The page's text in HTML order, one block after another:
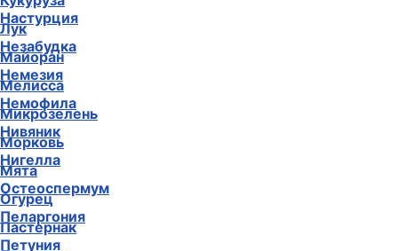
Настурция
Незабудка
Немезия
Немофила
Нивяник
Нигелла
Остеоспермум
Пеларгония
Петуния
Лук
Майоран
Мелисса
Микрозелень
Морковь
Мята
Огурец
Пастернак